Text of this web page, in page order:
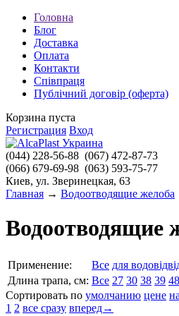
Головна
Блог
Доставка
Оплата
Контакти
Співпраця
Публічний договір (оферта)
Корзина пуста
Регистрация Вход
(044) 228-56-88 (067) 472-87-73
(066) 679-69-98 (063) 593-75-77
Киев, ул. Зверинецкая, 63
Главная → Водоотводящие желоба
Водоотводящие
Применение: Все для
Длина трапа, см: Все 27 30 38 39 48
Сортировать по умолчанию цене
1 2 все сразу вперед→